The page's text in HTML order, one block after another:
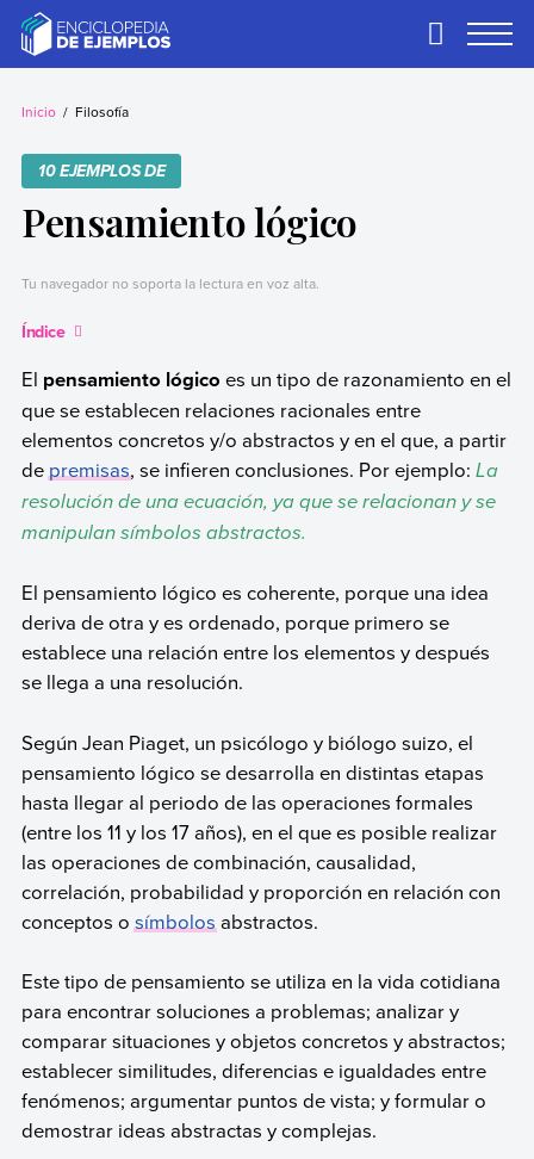
contentEjemplos
Necesitas ejemplos.
Primary
Inicio Filosofía
10 EJEMPLOS DE
Pensamiento lógico
Tu navegador no soporta la lectura en voz alta.
Índice
El pensamiento lógico es un tipo de razonamiento en el
que se establecen relaciones racionales entre
elementos concretos y/o abstractos y en el que, a partir
depremisas, se infieren conclusiones. Por ejemplo: La
resolución de una ecuación, ya que se relacionan y se
manipulan símbolos abstractos.
El pensamiento lógico es coherente, porque una idea
deriva de otra y es ordenado, porque primero se
establece una relación entre los elementos y después
se llega a una resolución.
Según Jean Piaget, un psicólogo y biólogo suizo, el
pensamiento lógico se desarrolla en distintas etapas
hasta llegar al periodo de las operaciones formales
(entre los 11 y los 17 años), en el que es posible realizar
las operaciones de combinación, causalidad,
correlación, probabilidad y proporción en relación con
conceptos osímbolosabstractos.
Este tipo de pensamiento se utiliza en la vida cotidiana
para encontrar soluciones a problemas; analizar y
comparar situaciones y objetos concretos y abstractos;
establecer similitudes, diferencias e igualdades entre
fenómenos; argumentar puntos de vista; y formular o
demostrar ideas abstractas y complejas.